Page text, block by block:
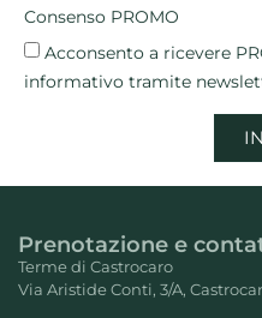
Consenso PROMO
Acconsento a ricevere
informativo tramite
Prenotazione e
Terme di Castrocaro
Via Aristide Conti, 3/A,